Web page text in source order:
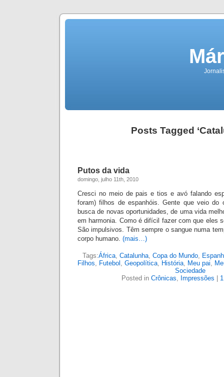
Posts Tagged
Putos da vida
domingo, julho 11th, 2010
Cresci no meio de pais e tios e avó falando
foram) filhos de espanhóis. Gente que veio do
busca de novas oportunidades, de uma vida
em harmonia. Como é difícil fazer com que eles
São impulsivos. Têm sempre o sangue numa
corpo humano. (mais…)
Tags:África, Catalunha, Copa do Mundo,
Filhos, Futebol , Geopolítica, História, Meu pai,
Sociedade
Posted in Crônicas, Impressões